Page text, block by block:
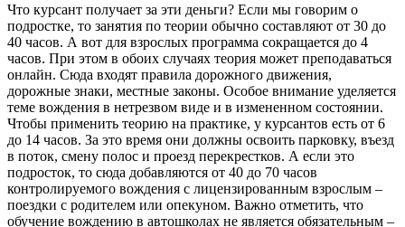
Что курсант получает за эти деньги? Если мы говорим о
подростке, то занятия по теории обычно составляют от 30 до
40 часов. А вот для взрослых программа сокращается до 4
часов. При этом в обоих случаях теория может преподаваться
онлайн. Сюда входят правила дорожного движения,
дорожные знаки, местные законы. Особое внимание уделяется
теме вождения в нетрезвом виде и в измененном состоянии.
Чтобы применить теорию на практике, у курсантов есть от 6
до 14 часов. За это время они должны освоить парковку, въезд
в поток, смену полос и проезд перекрестков. А если это
подросток, то сюда добавляются от 40 до 70 часов
контролируемого вождения с лицензированным взрослым –
поездки с родителем или опекуном. Важно отметить, что
обучение вождению в автошколах не является обязательным –